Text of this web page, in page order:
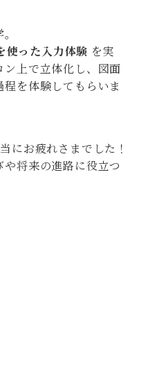
使った入力体験 を実
上で立体化し、図面
を体験してもらいま
にお疲れさまでした！
将来の進路に役立つ